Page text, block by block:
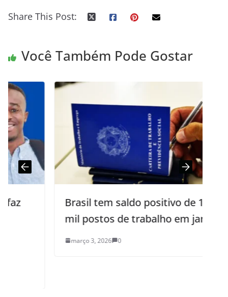
Share This Post:
Você Também Pode Gostar
Brasil tem saldo positivo de 112,3
mil postos de trabalho em janeiro
março 3, 2026 0